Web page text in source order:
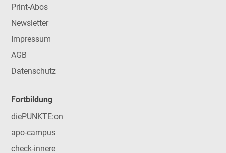
Print-Abos
Newsletter
Impressum
AGB
Datenschutz
Fortbildung
diePUNKTE:on
apo-campus
check-innere